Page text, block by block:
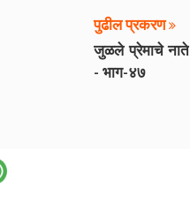
पुढील प्रकरण
जुळले प्रेमाचे नाते
- भाग-४७